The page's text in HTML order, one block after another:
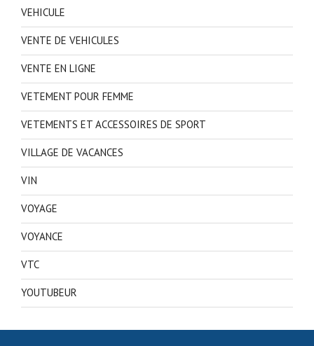
VEHICULE
VENTE DE VEHICULES
VENTE EN LIGNE
VETEMENT POUR FEMME
VETEMENTS ET ACCESSOIRES DE SPORT
VILLAGE DE VACANCES
VIN
VOYAGE
VOYANCE
VTC
YOUTUBEUR